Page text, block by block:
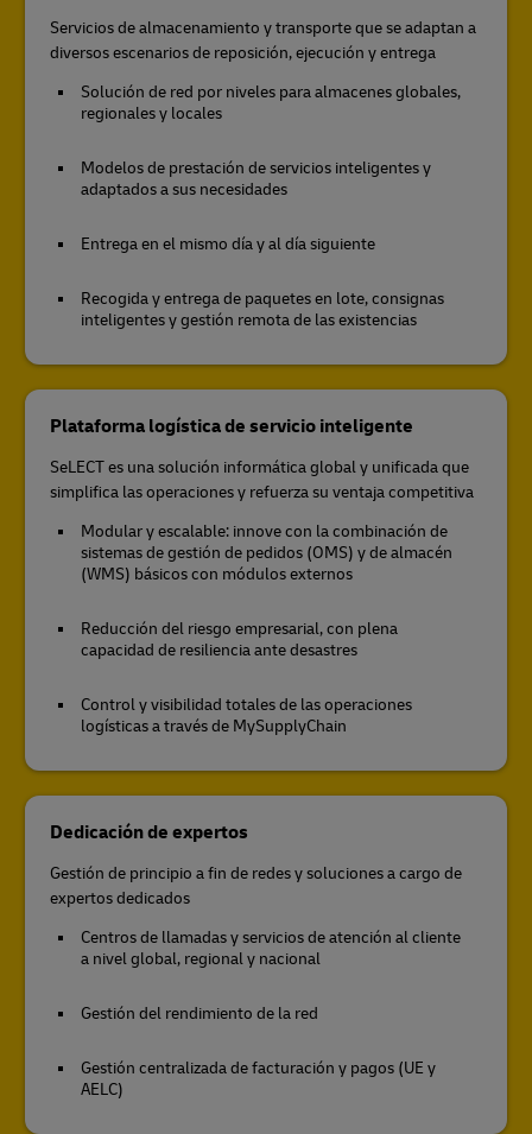
Servicios de almacenamiento y transporte que se adaptan a
diversos escenarios de reposición, ejecución y entrega
Solución de red por niveles para almacenes globales,
regionales y locales
Modelos de prestación de servicios inteligentes y
adaptados a sus necesidades
Entrega en el mismo día y al día siguiente
Recogida y entrega de paquetes en lote, consignas
inteligentes y gestión remota de las existencias
Plataforma logística de servicio inteligente
SeLECT es una solución informática global y unificada que
simplifica las operaciones y refuerza su ventaja competitiva
Modular y escalable: innove con la combinación de
sistemas de gestión de pedidos (OMS) y de almacén
(WMS) básicos con módulos externos
Reducción del riesgo empresarial, con plena
capacidad de resiliencia ante desastres
Control y visibilidad totales de las operaciones
logísticas a través de MySupplyChain
Dedicación de expertos
Gestión de principio a fin de redes y soluciones a cargo de
expertos dedicados
Centros de llamadas y servicios de atención al cliente
a nivel global, regional y nacional
Gestión del rendimiento de la red
Gestión centralizada de facturación y pagos (UE y
AELC)